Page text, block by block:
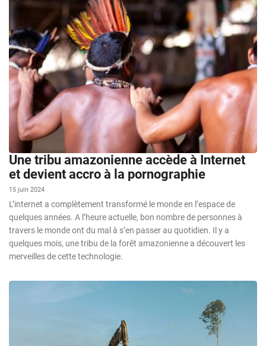
Une tribu amazonienne accède à Internet
et devient accro à la pornographie
15 juin 2024
L’internet a complètement transformé le monde en l’espace de
quelques années. A l’heure actuelle, bon nombre de personnes à
travers le monde ont du mal à s’en passer au quotidien. Il y a
quelques mois, une tribu de la forêt amazonienne a découvert les
merveilles de cette technologie.